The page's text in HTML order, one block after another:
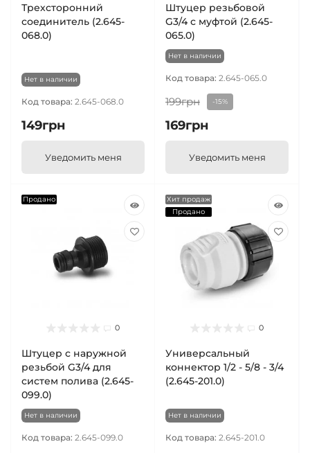
Трехсторонний
соединитель (2.645-
068.0)
Нет в наличии
Код товара: 2.645-068.0
149грн
Уведомить меня
Штуцер резьбовой
G3/4 с муфтой (2.645-
065.0)
Нет в наличии
Код товара: 2.645-065.0
199грн -15%
169грн
Уведомить меня
Продано
0
Штуцер с наружной
резьбой G3/4 для
систем полива (2.645-
099.0)
Нет в наличии
Код товара: 2.645-099.0
Хит продаж
Продано
0
Универсальный
коннектор 1/2 - 5/8 - 3/4
(2.645-201.0)
Нет в наличии
Код товара: 2.645-201.0